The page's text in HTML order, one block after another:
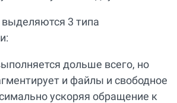
выделяются 3 типа
дольше всего, но
и файлы и свободное
ускоряя обращение к